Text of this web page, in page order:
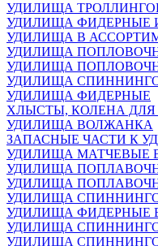
УДИЛИЩА
УДИЛИЩА ФИДЕРНЫЕ
УДИЛИЩА В
УДИЛИЩА
УДИЛИЩА
УДИЛИЩА
УДИЛИЩА ФИДЕРНЫЕ
ХЛЫСТЫ, КОЛЕНА
УДИЛИЩА ВОЛЖАНКА
ЗАПАСНЫЕ ЧАСТИ К
УДИЛИЩА МАТЧЕВЫЕ
УДИЛИЩА
УДИЛИЩА
УДИЛИЩА
УДИЛИЩА ФИДЕРНЫЕ
УДИЛИЩА
УДИЛИЩА